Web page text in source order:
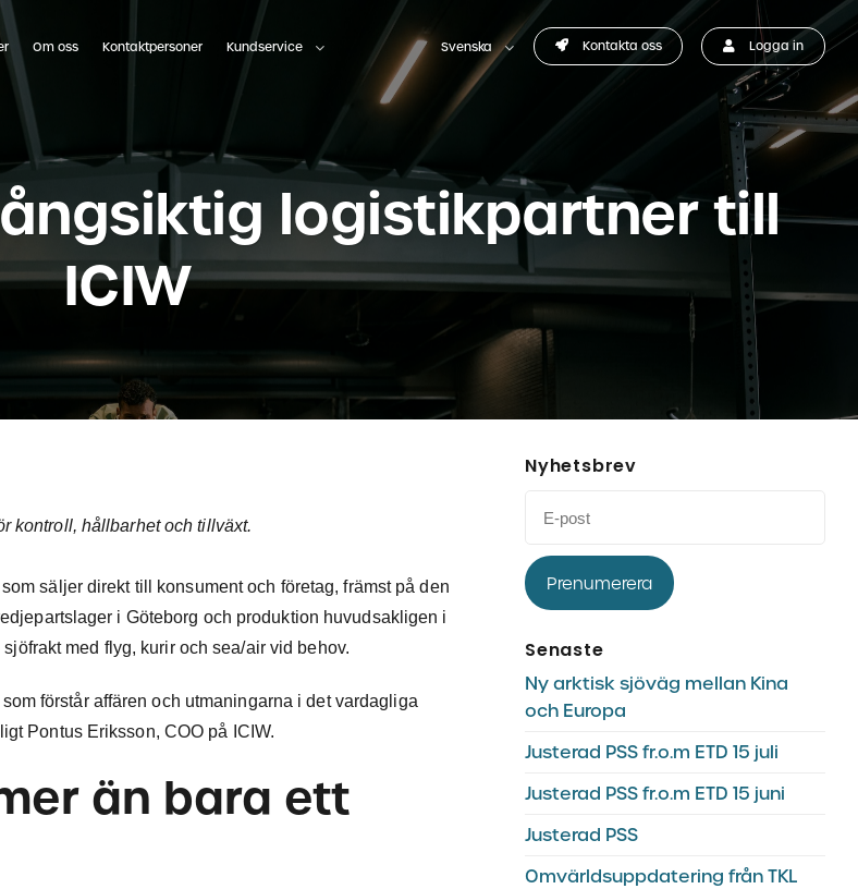
Om oss Kontaktpersoner Kundservice Svenska Kontakta oss Logga in
logistikpartner till
ICIW
kontroll, hållbarhet och tillväxt.
säljer direkt till konsument och företag, främst på den
i Göteborg och produktion huvudsakligen i
med flyg, kurir och sea/air vid behov.
förstår affären och utmaningarna i det vardagliga
Pontus Eriksson, COO på ICIW.
än bara ett
Nyhetsbrev
Prenumerera
Senaste
Ny arktisk sjöväg mellan Kina
och Europa
Justerad PSS fr.o.m ETD 15 juli
Justerad PSS fr.o.m ETD 15 juni
Justerad PSS
Omvärldsuppdatering från TKL